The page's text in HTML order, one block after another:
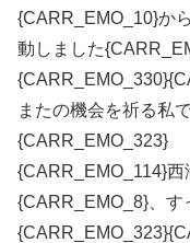
{CARR_EMO_10}か
動しました
またの機会を祈る私
{CARR_EMO_323}
{CARR_EMO_114}
{CARR_EMO_8}、す